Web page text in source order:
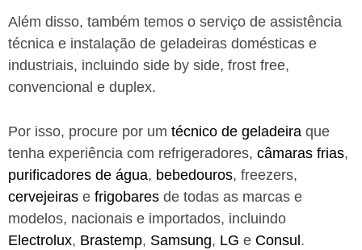
Além disso, também temos o serviço de assistência
técnica e instalação de geladeiras domésticas e
industriais, incluindo side by side, frost free,
convencional e duplex.
Por isso, procure por um técnico de geladeira que
tenha experiência com refrigeradores, câmaras frias,
purificadores de água, bebedouros, freezers,
cervejeiras e frigobares de todas as marcas e
modelos, nacionais e importados, incluindo
Electrolux, Brastemp, Samsung, LG e Consul .